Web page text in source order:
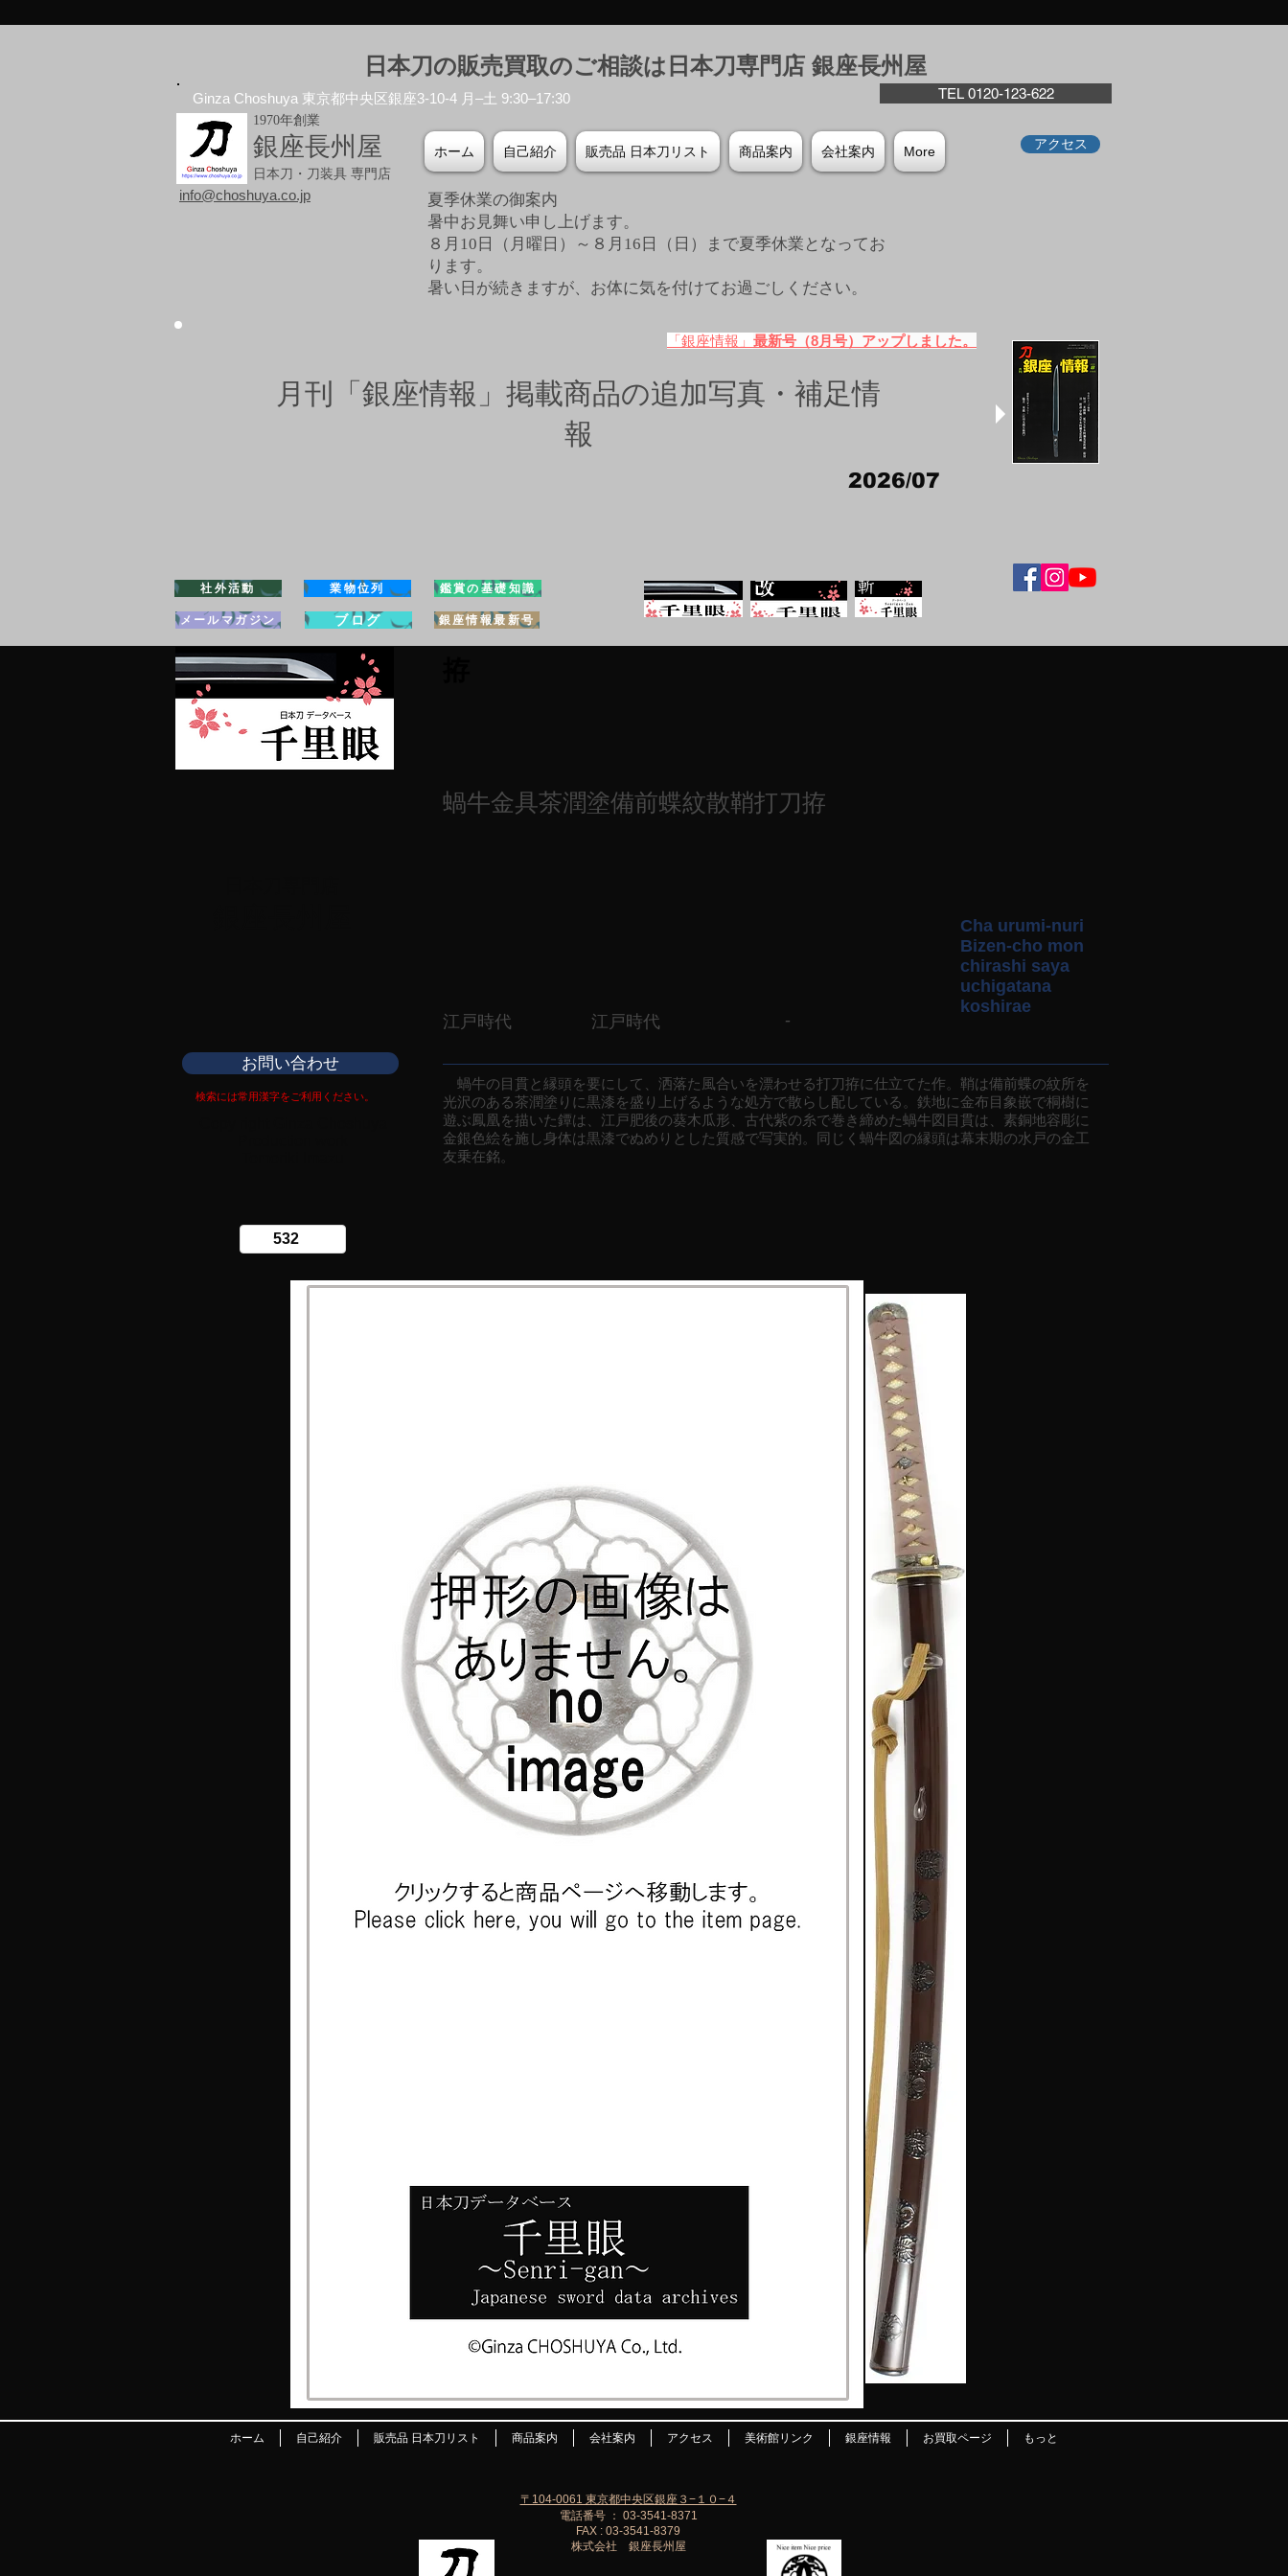
日本刀の販売買取のご相談は日本刀専門店 銀座⻑州屋
TEL 0120-123-622
Ginza Choshuya 東京都中央区銀座3-10-4 月–土 9:30–17:30
1970年創業
銀座長州屋
日本刀・刀装具 専門店
ホーム 自己紹介 販売品 日本刀リスト 商品案内 会社案内 More アクセス
info@choshuya.co.jp
夏季休業の御案内
暑中お見舞い申し上げます。
８月10日（月曜日）～８月16日（日）まで夏季休業となってお
ります。
​暑い日が続きますが、お体に気を付けてお過ごしください。
「銀座情報」 最新号（8月号）アップしました。
月刊「銀座情報」掲載商品の追加写真・補足情
報
2026/07
社外活動 業物位列 鑑賞の基礎知識
メールマガジン ブログ 銀座情報最新号
蝸牛金具茶潤塗備前蝶紋散鞘打刀拵
江戸時代 江戸時代 -
Cha urumi-nuri
Bizen-cho mon
chirashi saya
uchigatana
koshirae
お問い合わせ
検索には常用漢字をご利用ください。
蝸牛の目貫と縁頭を要にして、洒落た風合いを漂わせる打刀拵に仕立てた作。鞘は備前蝶の紋所を
光沢のある茶潤塗りに黒漆を盛り上げるような処方で散らし配している。鉄地に金布目象嵌で桐樹に
遊ぶ鳳凰を描いた鐔は、江戸肥後の葵木瓜形、古代紫の糸で巻き締めた蝸牛図目貫は、素銅地容彫に
金銀色絵を施し身体は黒漆でぬめりとした質感で写実的。同じく蝸牛図の縁頭は幕末期の水戸の金工
友乗在銘。
ホーム 自己紹介 販売品 日本刀リスト 商品案内 会社案内 アクセス 美術館リンク 銀座情報 お買取ページ もっと
〒104-0061 東京都中央区銀座３−１０−４
電話番号 ： 03-3541-8371
FAX : 03-3541-8379
株式会社 銀座長州屋